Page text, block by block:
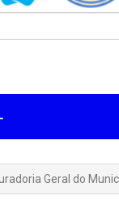
Geral do